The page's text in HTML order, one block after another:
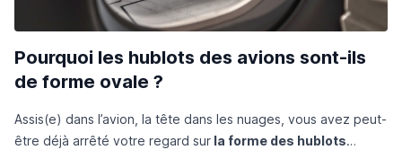
Pourquoi les hublots des avions sont-ils
de forme ovale ?
Assis(e) dans l’avion, la tête dans les nuages, vous avez peut-
être déjà arrêté votre regard sur la forme des hublots…